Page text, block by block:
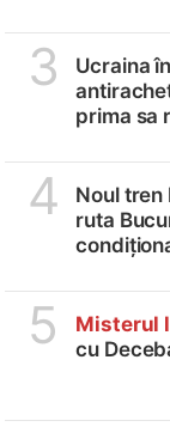
3
Ucraina
prima sa
4
Noul tren
ruta
5 Misterul
cu